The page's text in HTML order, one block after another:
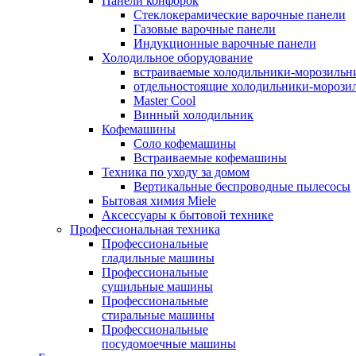
Стеклокерамические варочные панели
Газовые варочные панели
Индукционные варочные панели
Холодильное оборудование
встраиваемые холодильники-
отдельностоящие холодильники-
Master Cool
Винный холодильник
Кофемашины
Cоло кофемашины
Встраиваемые кофемашины
Техника по уходу за домом
Вертикальные беспроводные пылесосы
Бытовая химия Miele
Аксессуары к бытовой технике
Профессиональная техника
Профессиональные
гладильные машины
Профессиональные
сушильные машины
Профессиональные
стиральные машины
Профессиональные
посудомоечные машины